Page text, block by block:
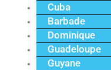
Cuba
Barbade
Dominique
Guadeloupe
Guyane